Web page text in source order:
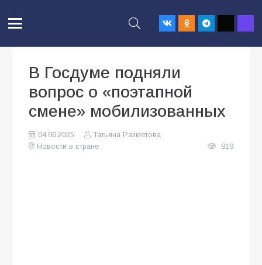
В Госдуме подняли
вопрос о «поэтапной
смене» мобилизованных
04.06.2025
Татьяна Разметова
Новости в стране
919